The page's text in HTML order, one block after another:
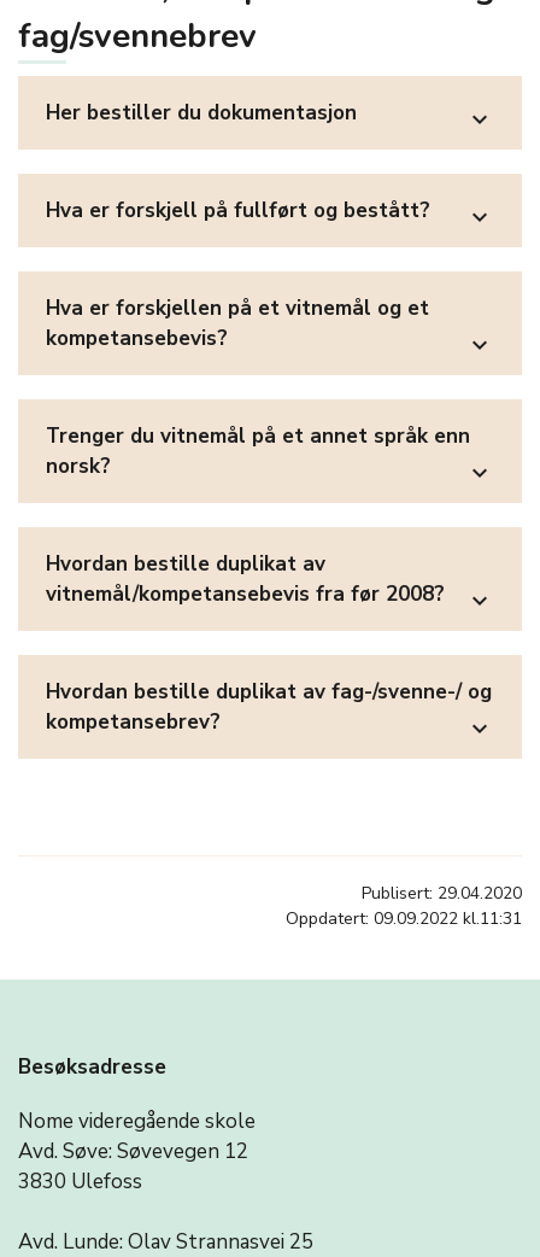
fag/svennebrev
Her bestiller du dokumentasjon expand_more
Hva er forskjell på fullført og bestått? expand_more
Hva er forskjellen på et vitnemål og et
kompetansebevis?
expand_more
Trenger du vitnemål på et annet språk enn
norsk?
expand_more
Hvordan bestille duplikat av
vitnemål/kompetansebevis fra før 2008?
expand_more
Hvordan bestille duplikat av fag-/svenne-/ og
kompetansebrev?
expand_more
Publisert: 29.04.2020
Oppdatert: 09.09.2022 kl.11:31
Besøksadresse
Nome videregående skole
Avd. Søve: Søvevegen 12
3830 Ulefoss
Avd. Lunde: Olav Strannasvei 25